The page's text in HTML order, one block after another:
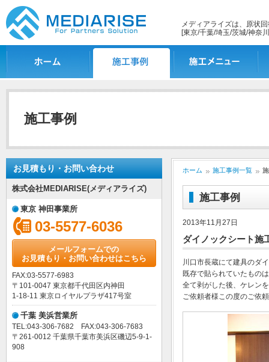
メディアライズは、原状
[東京/千葉/埼玉/茨城/神奈
施工事例
お見積もり・お問い合わせ
株式会社MEDIARISE(メディアライズ)
東京 神田事業所
03-5577-6036
メールフォームでの
お見積もり・お問い合わせはこちら
FAX:03-5577-6983
〒101-0047 東京都千代田区内神田
1-18-11 東京ロイヤルプラザ417号室
千葉 美浜営業所
TEL:043-306-7682 FAX:043-306-7683
〒261-0012 千葉県千葉市美浜区磯辺5-9-1-
908
ホーム 施工事例一覧
施工事例
2013年11月27日
ダイノックシート施
川口市長蔵にて建具のダ
既存で貼られていたもの
全て剥がした後、ケレン
ご依頼者様この度のご依